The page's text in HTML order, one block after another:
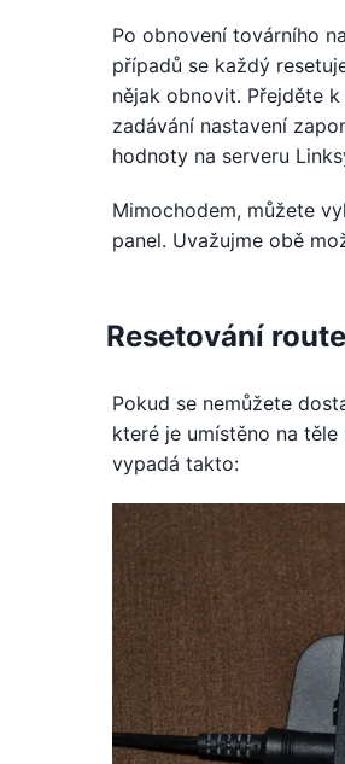
Po obnovení továrního
případů se každý
nějak obnovit. Přejděte
zadávání nastavení
hodnoty na serveru
Mimochodem, můžete
panel. Uvažujme obě
Resetování
Pokud se nemůžete
které je umístěno na
vypadá takto: